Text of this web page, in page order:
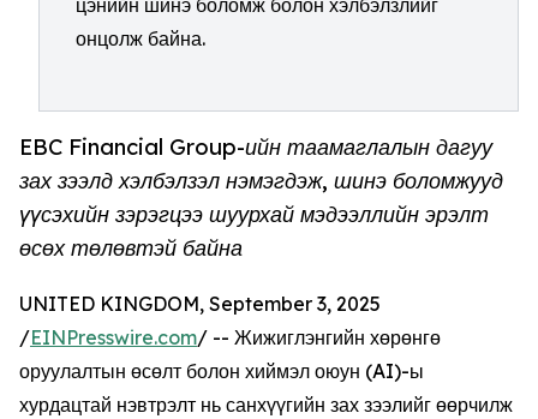
цэнийн шинэ боломж болон хэлбэлзлийг
онцолж байна.
EBC Financial Group-ийн таамаглалын дагуу
зах зээлд хэлбэлзэл нэмэгдэж, шинэ боломжууд
үүсэхийн зэрэгцээ шуурхай мэдээллийн эрэлт
өсөх төлөвтэй байна
UNITED KINGDOM, September 3, 2025
/EINPresswire.com/ -- Жижиглэнгийн хөрөнгө
оруулалтын өсөлт болон хиймэл оюун (AI)-ы
хурдацтай нэвтрэлт нь санхүүгийн зах зээлийг өөрчилж